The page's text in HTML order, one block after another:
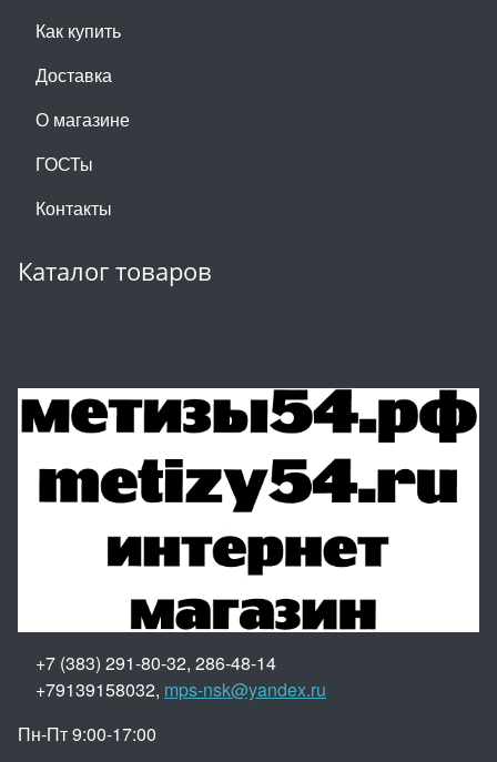
Как купить
Доставка
О магазине
ГОСТы
Контакты
Каталог товаров
+7 (383) 291-80-32, 286-48-14
+79139158032, mps-nsk@yandex.ru
Пн-Пт 9:00-17:00